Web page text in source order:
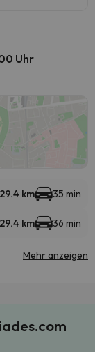
Uhr
29.4 km 35 min
29.4 km 36 min
Mehr anzeigen